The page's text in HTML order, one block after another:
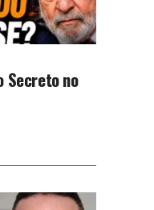
Secreto no